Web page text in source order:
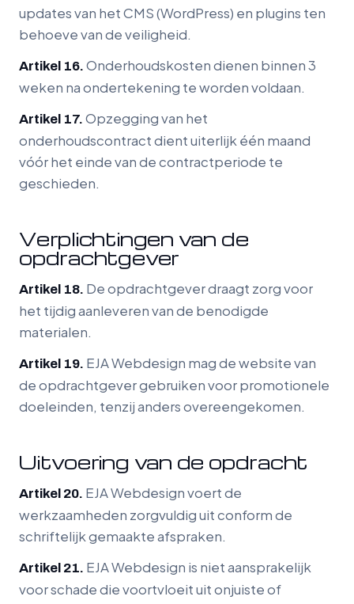
updates van het CMS (WordPress) en plugins ten
behoeve van de veiligheid.
Artikel 16. Onderhoudskosten dienen binnen 3
weken na ondertekening te worden voldaan.
Artikel 17. Opzegging van het
onderhoudscontract dient uiterlijk één maand
vóór het einde van de contractperiode te
geschieden.
Verplichtingen van de
opdrachtgever
Artikel 18. De opdrachtgever draagt zorg voor
het tijdig aanleveren van de benodigde
materialen.
Artikel 19. EJA Webdesign mag de website van
de opdrachtgever gebruiken voor promotionele
doeleinden, tenzij anders overeengekomen.
Uitvoering van de opdracht
Artikel 20. EJA Webdesign voert de
werkzaamheden zorgvuldig uit conform de
schriftelijk gemaakte afspraken.
Artikel 21. EJA Webdesign is niet aansprakelijk
voor schade die voortvloeit uit onjuiste of